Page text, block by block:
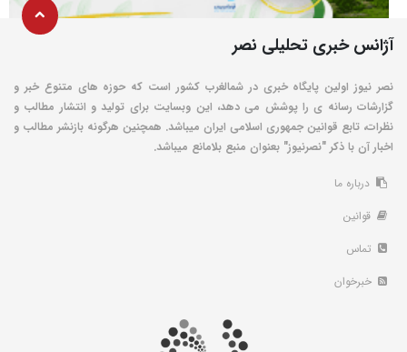
آژانس خبری تحلیلی نصر
نصر نیوز اولین پایگاه خبری در شمالغرب کشور است که حوزه های متنوع خبر و
گزارشات رسانه ی را پوشش می دهد، این وبسایت برای تولید و انتشار مطالب و
نظرات، تابع قوانین جمهوری اسلامی ایران میباشد. همچنین هرگونه بازنشر مطالب و
اخبار آن با ذکر "نصرنیوز" بعنوان منبع بلامانع میباشد.
درباره ما
قوانین
تماس
خبرخوان